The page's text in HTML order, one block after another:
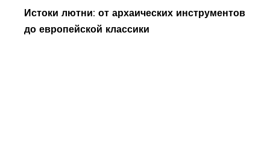
Истоки лютни: от архаических инструментов
до европейской классики